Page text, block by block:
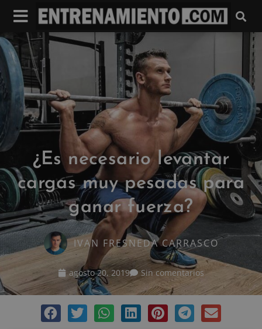
¿Es necesario levantar
cargas muy pesadas para
ganar fuerza?
IVAN FRESNEDA CARRASCO
agosto 20, 2019 Sin comentarios